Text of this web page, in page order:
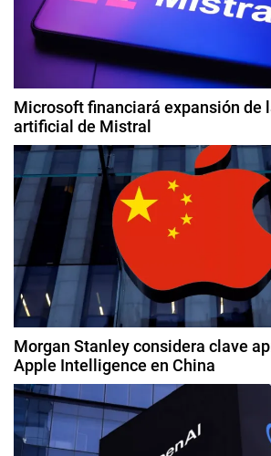
Microsoft financiará expansión de
artificial de Mistral
Morgan Stanley considera clave
Apple Intelligence en China